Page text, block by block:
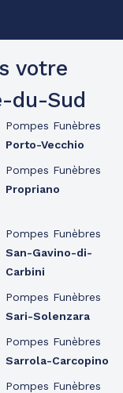
votre
du-Sud
Pompes Funèbres
Porto-Vecchio
Pompes Funèbres
Propriano
Pompes Funèbres
San-Gavino-di-
Carbini
Pompes Funèbres
Sari-Solenzara
Pompes Funèbres
Sarrola-Carcopino
Pompes Funèbres